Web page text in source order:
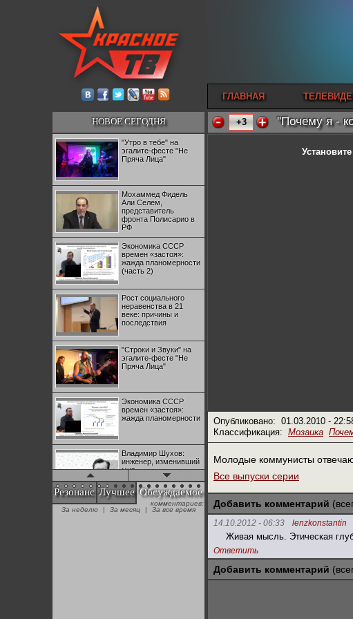
ГЛАВНАЯ
НОВОЕ СЕГОДНЯ
"Утро в тебе" на
эгалите-фесте "Не
Пряча Лица"
Мохаммед Фидель
Али Селем,
представитель
фронта Полисарио в
РФ
Экономика СССР
времен «застоя»:
жажда планомерности
(часть 2)
Рост социального
неравенства в 21
веке: причины и
последствия
"Строки и Звуки" на
эгалите-фесте "Не
Пряча Лица"
Экономика СССР
времен «застоя»:
жажда планомерности
Владимир Шухов:
инженер, изменивший
мир
"Аркадий Коц" на
эгалите-фесте "Не
Резонанс Лучшее Обсуждаемое
комментариев:
За неделю
| За месяц | За все время
+3 "Почему я -
Опубликовано: 01.03.2010 -
Классификация: Мозаика
Молодые коммунисты
Все выпуски серии
Добавить комментарий
14.10.2012 - 06:33 lenzkonstantin
Живая мысль. Этическая
Ответить
Добавить комментарий